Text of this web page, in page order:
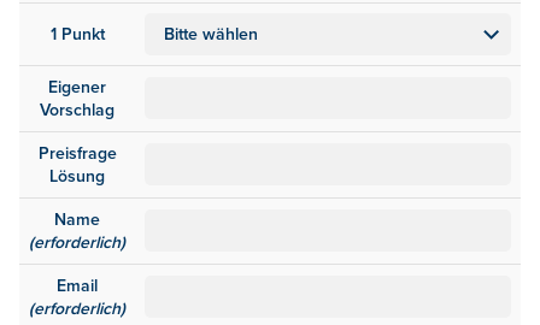
1 Punkt
Eigener
Vorschlag
Preisfrage
Lösung
Name
(erforderlich)
Email
(erforderlich)